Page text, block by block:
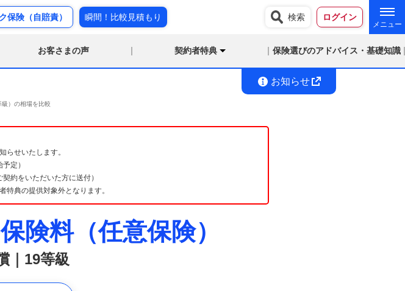
保険（自賠責） 瞬間！比較見積もり 検索 ログイン
お客さまの声 契約者特典 保険選びのアドバイス・基礎知識
お知らせ
）の相場を比較
らせいたします。
定）
約をいただいた方に送付）
典の提供対象外となります。
険料（任意保険）
｜19等級